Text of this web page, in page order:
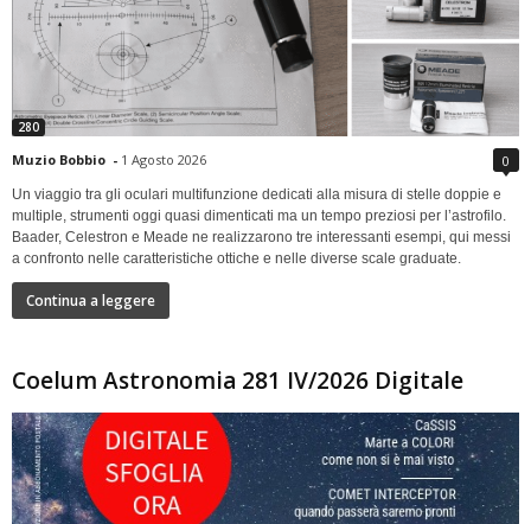
280
Muzio Bobbio - 1 Agosto 2026 0
Un viaggio tra gli oculari multifunzione dedicati alla misura di stelle doppie e
multiple, strumenti oggi quasi dimenticati ma un tempo preziosi per l’astrofilo.
Baader, Celestron e Meade ne realizzarono tre interessanti esempi, qui messi
a confronto nelle caratteristiche ottiche e nelle diverse scale graduate.
Continua a leggere
Coelum Astronomia 281 IV/2026 Digitale